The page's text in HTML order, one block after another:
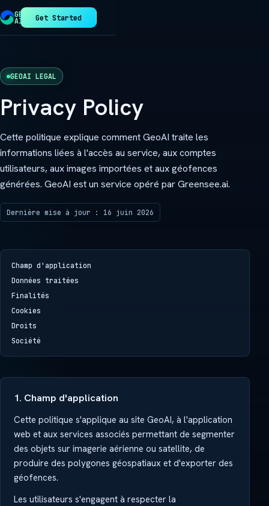
GEO-
AI Get Started
GEOAI LEGAL
Privacy Policy
Cette politique explique comment GeoAI traite les
informations liées à l'accès au service, aux comptes
utilisateurs, aux images importées et aux géofences
générées. GeoAI est un service opéré par Greensee.ai.
Dernière mise à jour : 16 juin 2026
Champ d'application
Données traitées
Finalités
Cookies
Droits
Société
1. Champ d'application
Cette politique s'applique au site GeoAI, à l'application
web et aux services associés permettant de segmenter
des objets sur imagerie aérienne ou satellite, de
produire des polygones géospatiaux et d'exporter des
géofences.
Les utilisateurs s'engagent à respecter la